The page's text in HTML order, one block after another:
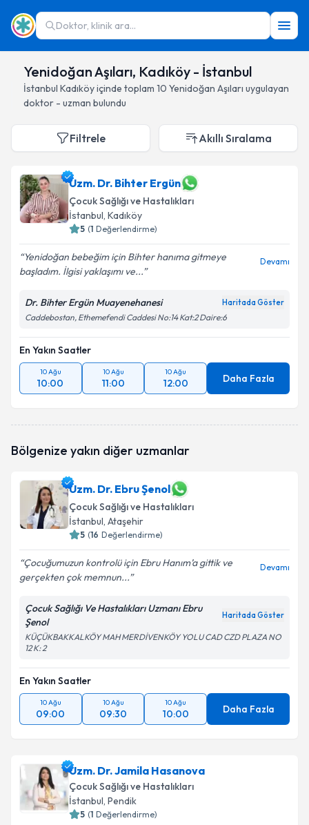
Doktor, klinik ara...
Yenidoğan Aşıları, Kadıköy - İstanbul
İstanbul Kadıköyiçinde toplam 10 Yenidoğan Aşıları uygulayan
doktor - uzman bulundu
Filtrele Akıllı Sıralama
Uzm. Dr. Bihter Ergün
Çocuk Sağlığı ve Hastalıkları
İstanbul, Kadıköy
5 (1 Değerlendirme)
Yenidoğan bebeğim için Bihter hanıma gitmeye
başladım. İlgisi yaklaşımı ve...
Devamı
Dr. Bihter Ergün Muayenehanesi Haritada Göster
Caddebostan, Ethemefendi Caddesi No:14 Kat:2 Daire:6
En Yakın Saatler
10 Ağu
10:00
10 Ağu
11:00
10 Ağu
12:00 Daha Fazla
Bölgenize yakın diğer uzmanlar
Uzm. Dr. Ebru Şenol
Çocuk Sağlığı ve Hastalıkları
İstanbul, Ataşehir
5 (16 Değerlendirme)
Çocuğumuzun kontrolü için Ebru Hanım’a gittik ve
gerçekten çok memnun...
Devamı
Çocuk Sağlığı Ve Hastalıkları Uzmanı Ebru
Şenol
Haritada Göster
KÜÇÜKBAKKALKÖY MAH MERDİVENKÖY YOLU CAD CZD PLAZA NO
12 K: 2
En Yakın Saatler
10 Ağu
09:00
10 Ağu
09:30
10 Ağu
10:00 Daha Fazla
Uzm. Dr. Jamila Hasanova
Çocuk Sağlığı ve Hastalıkları
İstanbul, Pendik
5 (1 Değerlendirme)